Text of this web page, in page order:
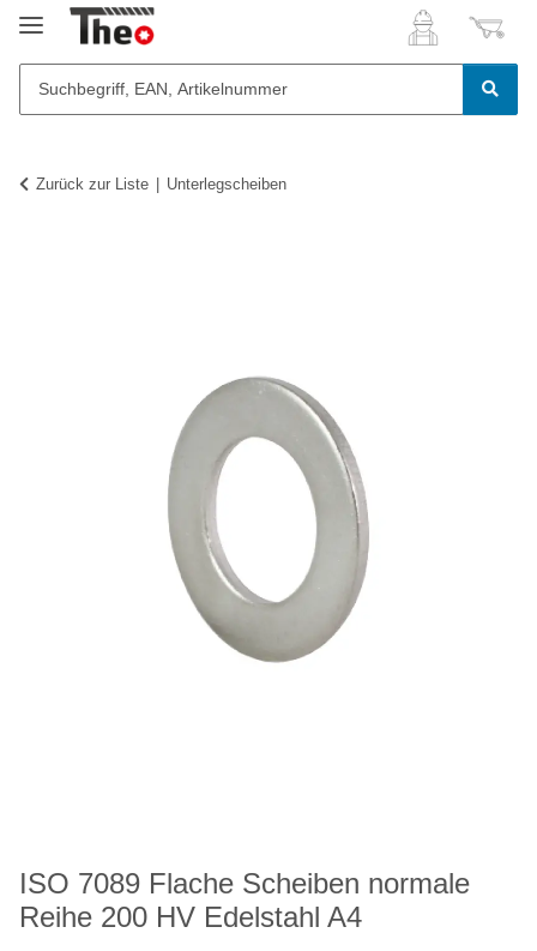
Zurück zur Liste Unterlegscheiben
ISO 7089 Flache Scheiben normale
Reihe 200 HV Edelstahl A4